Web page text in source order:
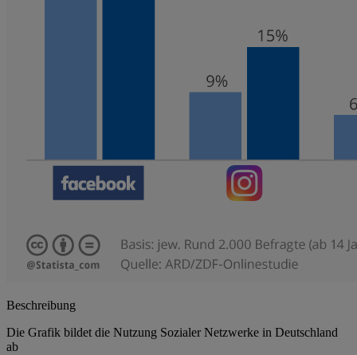
Beschreibung
Die Grafik bildet die Nutzung Sozialer Netzwerke in Deutschland
ab